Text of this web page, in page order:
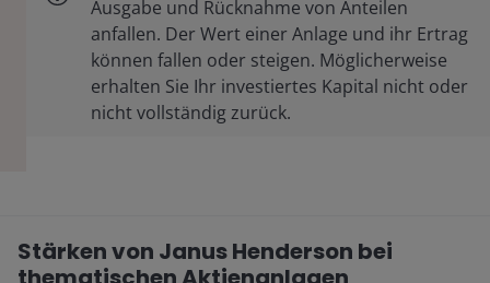
Ausgabe und Rücknahme von Anteilen
anfallen. Der Wert einer Anlage und ihr Ertrag
können fallen oder steigen. Möglicherweise
erhalten Sie Ihr investiertes Kapital nicht oder
nicht vollständig zurück.
Stärken von Janus Henderson bei